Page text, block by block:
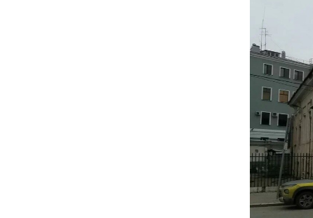
пресс-
силовиков: кто такой Роберт
Гилман, которого просят